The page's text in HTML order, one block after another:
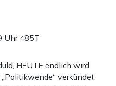
Uhr 485T
HEUTE endlich wird
verkündet